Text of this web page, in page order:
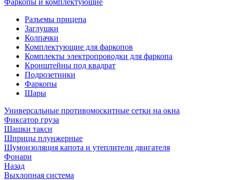
Фаркопы и комплектующие
Разъемы прицепа
Заглушки
Колпачки
Комплектующие для фаркопов
Комплекты электропроводки для фаркопа
Кронштейны под квадрат
Подрозетники
Фаркопы
Шары
Универсальные противомоскитные сетки на окна
Фиксатор груза
Шашки такси
Шприцы плунжерные
Шумоизоляция капота и утеплители двигателя
Фонари
Назад
Выхлопная система